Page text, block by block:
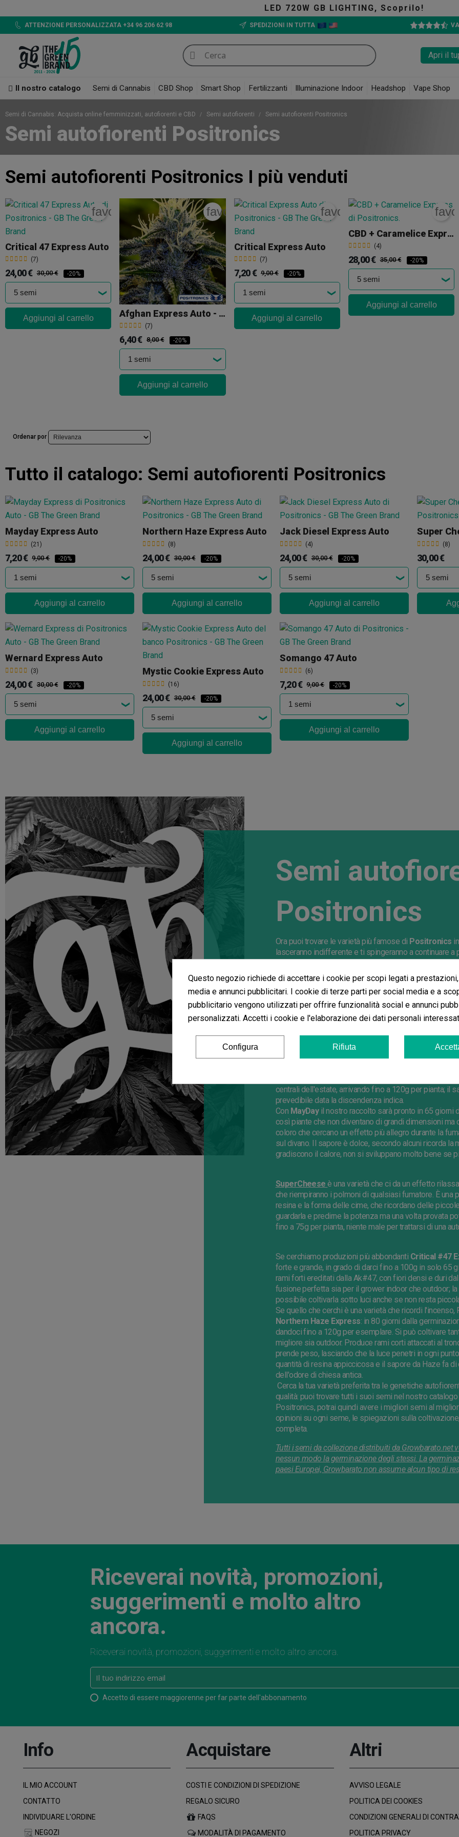
LED 720W GB LIGHTING, Scoprilo!
ATTENZIONE PERSONALIZZATA +34 96 206 62 98 SPEDIZIONI IN TUTTA
Apri il
Il nostro catalogo Semi di Cannabis CBD Shop Smart Shop Fertilizzanti Illuminazione Indoor Headshop Vape Shop
Semi di Cannabis: Acquista online femminizzati, autofiorenti e CBD Semi autofiorenti Semi autofiorenti Positronics
Semi autofiorenti Positronics
Semi autofiorenti Positronics I più venduti
Critical 47 Express Auto
(7)
favorite_border
24,00 € 30,00 € -20%
Aggiungi al carrello Afghan Express Auto - Positronics
(7)
favorite_border
6,40 € 8,00 € -20%
Aggiungi al carrello
Critical Express Auto
(7)
favorite_border
7,20 € 9,00 € -20%
Aggiungi al carrello
CBD + Caramelice Express Auto
(4)
28,00 € 35,00 € -20%
Aggiungi al carrello
Ordenar por
Tutto il catalogo: Semi autofiorenti Positronics
Mayday Express Auto
(21)
7,20 € 9,00 € -20%
Aggiungi al carrello
Northern Haze Express Auto
(8)
24,00 € 30,00 € -20%
Aggiungi al carrello
Jack Diesel Express Auto
(4)
24,00 € 30,00 € -20%
Aggiungi al carrello
Super
(8)
30,00 €
Wernard Express Auto
(3)
24,00 € 30,00 € -20%
Aggiungi al carrello
Mystic Cookie Express Auto
(16)
24,00 € 30,00 € -20%
Aggiungi al carrello
Somango 47 Auto
(6)
7,20 € 9,00 € -20%
Aggiungi al carrello
Semi
Positronics
Ora puoi trovare le varietà più famose di Positronics
lasceranno indifferente e ti spingeranno a continuare
commercializata è eccellente e meriterebbe di
controllo molto rigido sui suoi semi che solitamente
nostra esperienza non presentano malformazioni e si
Critical Expressè una delle sue varietà più richieste
produce cime dense e resinose, è pronta in 70 giorni
rilassante e narcotico, ideale per il riposo dopo una
stesso tempo, una delizia per il fumatore. Da
caldo con irrigazione e concimazione abbondante.
Afghan Expressè una varietà che da una produzione
centrali dell'estate, arrivando fino a 120g per pianta; il
prevedibile data la discendenza indica.
Con MayDayil nostro raccolto sarà pronto in 65 giorni
così piante che non diventano di grandi dimensioni
coloro che cercano un effetto più allegro durante la
sul divano. Il sapore è dolce, secondo alcuni ricorda
gradiscono il calore, non si sviluppano molto bene se
SuperCheeseè una varietà che ci da un effetto
che riempiranno i polmoni di qualsiasi fumatore. È una
resina e la forma delle cime, che ricordano delle
guardarla e predirne la potenza ma una volta provata
fino a 75g per pianta, niente male per trattarsi di una
Se cerchiamo produzioni più abbondanti Critical #47
forte e grande, in grado di darci fino a 100g in solo 65
rami forti ereditati dalla Ak#47, con fiori densi e duri
fusione perfetta sia per il grower indoor che outdoor;
possibile coltivarla sotto luci anche se non resta
Se quello che cerchi è una varietà che ricordi
Northern Haze Express: in 80 giorni dalla
dandoci fino a 120g per esemplare. Si può coltivare
migliore sia outdoor. Produce rami corti attaccati al
prende peso, lasciando che la luce penetri in ogni
quantità di resina appiccicosa e il sapore da Haze fa
dell'odore di chiesa antica.
Cerca la tua varietà preferita tra le genetiche
qualità: puoi trovare tutti i suoi semi nel nostro
Positronics, potrai quindi avere i migliori semi al
opinioni su ogni seme, le spiegazioni sulla
completa.
Tutti i semi da collezione distribuiti da
nessun modo la germinazione degli stessi. La
paesi Europei, Growbarato non assume alcun tipo di
Riceverai novità, promozioni,
suggerimenti e molto altro
ancora.
Riceverai novità, promozioni, suggerimenti e molto altro ancora.
Accetto di essere maggiorenne per far parte dell'abbonamento
Info
IL MIO ACCOUNT
CONTATTO
INDIVIDUARE L'ORDINE
NEGOZI
Acquistare
COSTI E CONDIZIONI DI SPEDIZIONE
REGALO SICURO
FAQS
MODALITÀ DI PAGAMENTO
Altri
AVVISO LEGALE
POLITICA DEI COOKIES
CONDIZIONI GENERALI DI
POLITICA PRIVACY
Questo negozio richiede di accettare i cookie per scopi legati a
media e annunci pubblicitari. I cookie di terze parti per social media e a
pubblicitario vengono utilizzati per offrire funzionalità social e annunci
personalizzati. Accetti i cookie e l'elaborazione dei dati personali
Configura Rifiuta